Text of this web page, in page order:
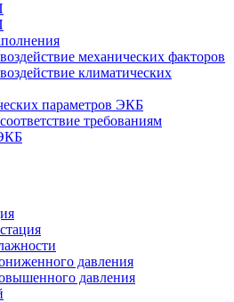
механических факторов
климатических
параметров ЭКБ
требованиям
давления
давления